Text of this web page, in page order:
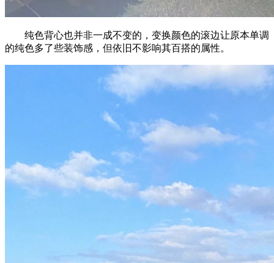
纯色背心也并非一成不变的，变换颜色的滚边让原本单调
的纯色多了些装饰感，但依旧不影响其百搭的属性。